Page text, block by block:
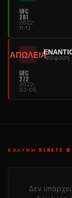
UFC
281
2022-
11-12
ΑΠΩΛΕΙΑΑπόφαση
UFC
272
2022-
03-05
ΚΆΛΥΨΗ RENATO
Δεν